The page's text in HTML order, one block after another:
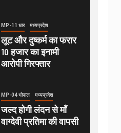
MP-11 धार मध्यप्रदेश
लूट और दुष्कर्म का फरार
10 हजार का इनामी
आरोपी गिरफ्तार
MP-04 भोपाल मध्यप्रदेश
जल्द होगी लंदन से माँ
वाग्देवी प्रतिमा की वापसी